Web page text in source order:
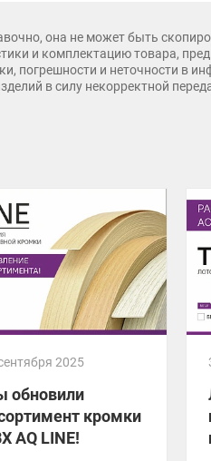
она не может быть
и комплектацию товара,
погрешности и неточности в
в силу некорректной
2025
обновили
кромки
AQ LINE!